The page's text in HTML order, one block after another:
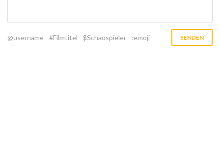
@username #Filmtitel $Schauspieler :emoji